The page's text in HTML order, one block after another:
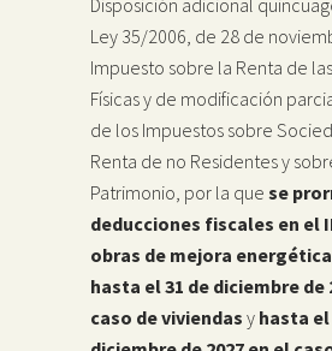
Ley 35/2006, de 28 de
Impuesto sobre la Renta de
Físicas y de modificación
de los Impuestos sobre
Renta de no Residentes y
Patrimonio, por la que se
deducciones fiscales en el
obras de mejora energética
hasta el 31 de diciembre de
caso de viviendas y hasta el